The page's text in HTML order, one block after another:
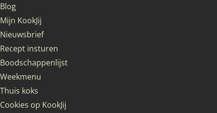
Blog
Mijn KookJij
Nieuwsbrief
Recept insturen
Boodschappenlijst
Weekmenu
Thuis koks
Cookies op KookJij